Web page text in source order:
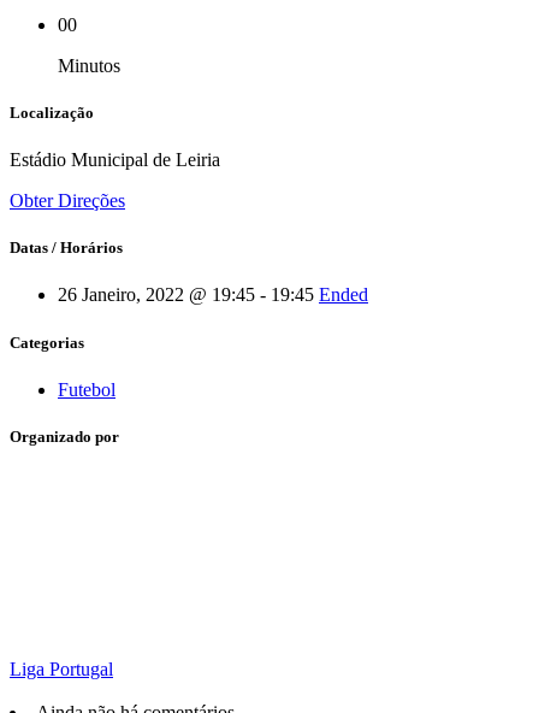
00
Minutos
Localização
Estádio Municipal de Leiria
Obter Direções
Datas / Horários
26 Janeiro, 2022 @ 19:45 - 19:45 Ended
Categorias
Futebol
Organizado por
Liga Portugal